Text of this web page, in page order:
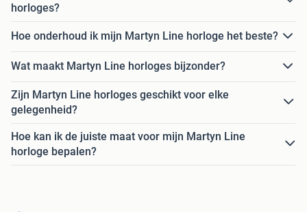
horloges?
Hoe onderhoud ik mijn Martyn Line horloge het beste?
Wat maakt Martyn Line horloges bijzonder?
Zijn Martyn Line horloges geschikt voor elke
gelegenheid?
Hoe kan ik de juiste maat voor mijn Martyn Line
horloge bepalen?